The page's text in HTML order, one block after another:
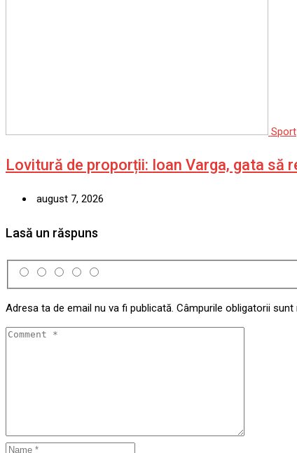
Sport
Lovitură de proporții: Ioan Varga, gata să
august 7, 2026
Lasă un răspuns
Adresa ta de email nu va fi publicată. Câmpurile obligatorii sunt